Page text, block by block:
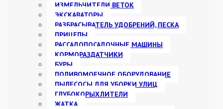
ИЗМЕЛЬЧИТЕЛИ ВЕТОК
ЭКСКАВАТОРЫ
РАЗБРАСЫВАТЕЛЬ УДОБРЕНИЙ, ПЕСКА
ПРИЦЕПЫ
РАССАДОПОСАДОЧНЫЕ МАШИНЫ
КОРМОРАЗДАТЧИКИ
БУРЫ
ПОЛИВОМОЕЧНОЕ ОБОРУДОВАНИЕ
ПЫЛЕСОСЫ ДЛЯ УБОРКИ УЛИЦ
ГЛУБОКОРЫХЛИТЕЛИ
ЖАТКА